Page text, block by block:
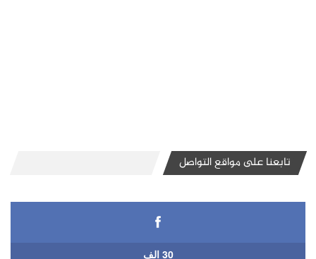
تابعنا على مواقع التواصل
30 الف